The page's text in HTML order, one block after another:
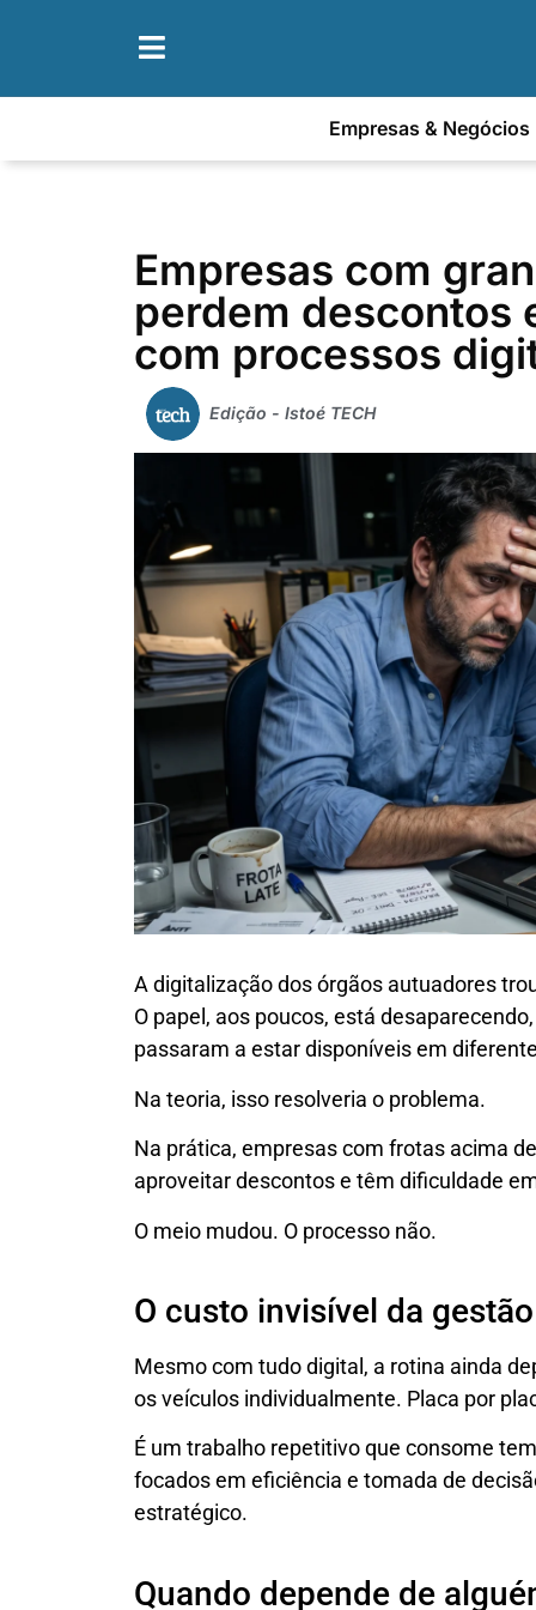
Empresas & Negócios
Empresas com
perdem descontos
com processos
Edição - Istoé TECH
A digitalização dos órgãos autuadores
O papel, aos poucos, está
passaram a estar disponíveis em
Na teoria, isso resolveria o problema.
Na prática, empresas com frotas acima
aproveitar descontos e têm dificuldade
O meio mudou. O processo não.
O custo invisível da
Mesmo com tudo digital, a rotina ainda
os veículos individualmente. Placa por
É um trabalho repetitivo que consome
focados em eficiência e tomada de
estratégico.
Quando depende de